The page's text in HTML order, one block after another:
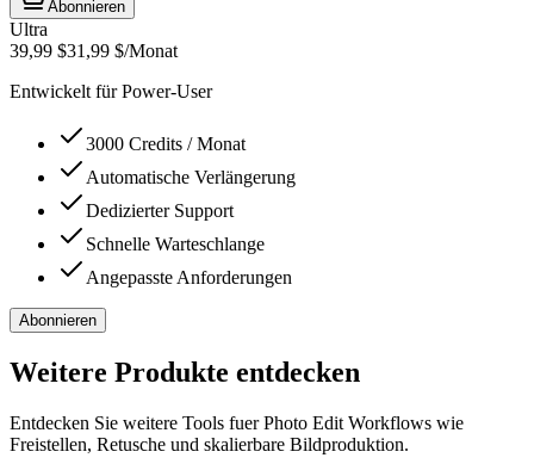
Abonnieren
Ultra
39,99 $31,99 $/Monat
Entwickelt für Power-User
3000 Credits / Monat
Automatische Verlängerung
Dedizierter Support
Schnelle Warteschlange
Angepasste Anforderungen
Abonnieren
Weitere Produkte entdecken
Entdecken Sie weitere Tools fuer Photo Edit Workflows wie
Freistellen, Retusche und skalierbare Bildproduktion.